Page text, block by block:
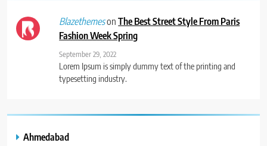
BlazethemesonThe Best Street Style From Paris
Fashion Week Spring
September 29, 2022
Lorem Ipsum is simply dummy text of the printing and
typesetting industry.
Ahmedabad